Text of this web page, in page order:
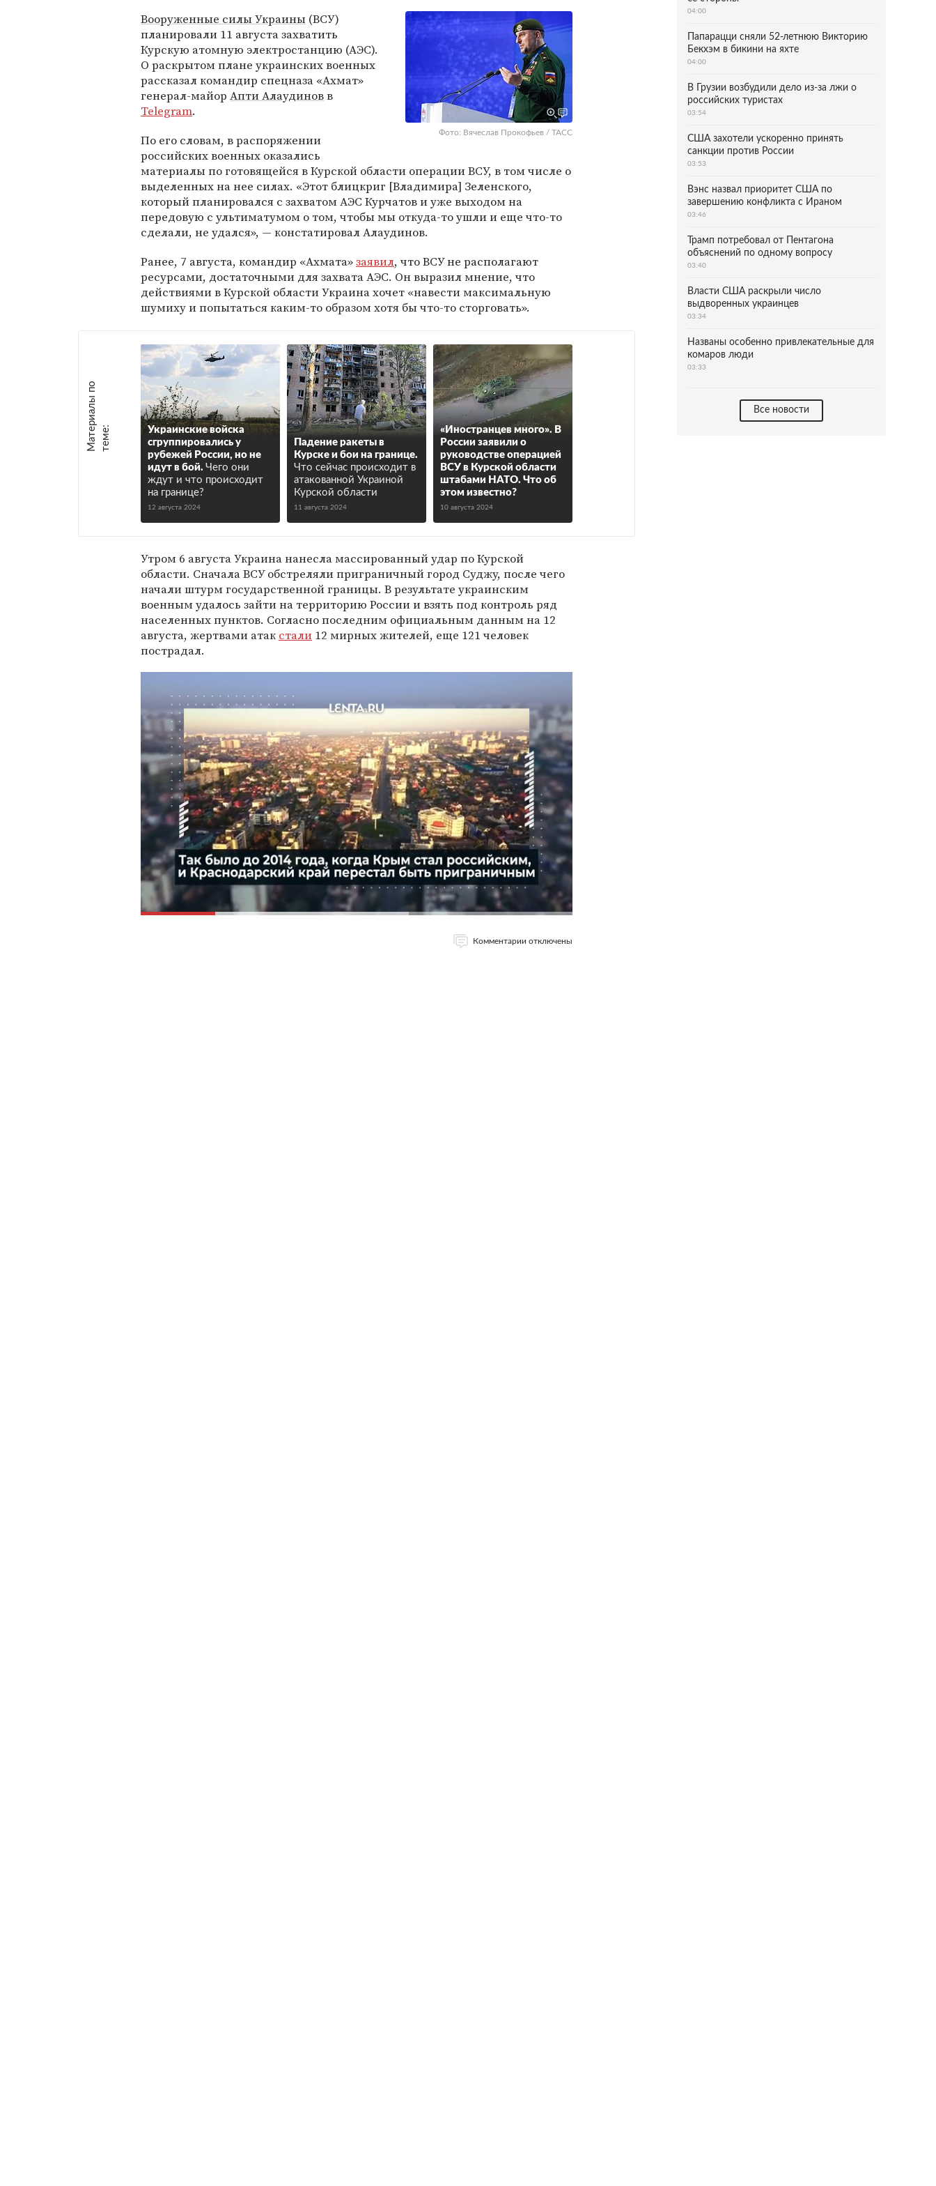
Фото: Вячеслав Прокофьев / ТАСС
Вооруженные силыУкраины (ВСУ)
планировали 11 августа захватить
Курскую атомную электростанцию (АЭС).
О раскрытом плане украинских военных
рассказал командир спецназа «Ахмат»
генерал-майор Апти Алаудиновв
Telegram.
По его словам, в распоряжении
российских военных оказались
материалы по готовящейся в Курской области операции ВСУ, в том числе о
выделенных на нее силах. «Этот блицкриг [Владимира] Зеленского,
который планировался с захватом АЭС Курчатов и уже выходом на
передовую с ультиматумом о том, чтобы мы откуда-то ушли и еще что-то
сделали, не удался», — констатировал Алаудинов.
Ранее, 7 августа, командир «Ахмата»заявил, что ВСУ не располагают
ресурсами, достаточными для захвата АЭС. Он выразил мнение, что
действиями в Курской области Украина хочет «навести максимальную
шумиху и попытаться каким-то образом хотя бы что-то сторговать».
М
а
т е
р
и
а
л
ы
п
о
т
е
м
е :
Украинские войска
сгруппировались у
рубежей России, но не
идут в бой. Чего они
ждут и что происходит
на границе?
12 августа 2024
Падение ракеты в
Курске и бои на границе.
Что сейчас происходит в
атакованной Украиной
Курской области
11 августа 2024
«Иностранцев много». В
России заявили о
руководстве операцией
ВСУ в Курской области
штабами НАТО. Что об
этом известно?
10 августа 2024
Утром 6 августа Украина нанесла массированный удар по Курской
области. Сначала ВСУ обстреляли приграничный город Суджу, после чего
начали штурм государственной границы. В результате украинским
военным удалось зайти на территорию России и взять под контроль ряд
населенных пунктов. Согласно последним официальным данным на 12
августа, жертвами атак стали 12 мирных жителей, еще 121 человек
пострадал.
Комментарии отключены
04:00
Папарацци сняли 52-летнюю Викторию
Бекхэм в бикини на яхте
04:00
В Грузии возбудили дело из-за лжи о
российских туристах
03:54
США захотели ускоренно принять
санкции против России
03:53
Вэнс назвал приоритет США по
завершению конфликта с Ираном
03:46
Трамп потребовал от Пентагона
объяснений по одному вопросу
03:40
Власти США раскрыли число
выдворенных украинцев
03:34
Названы особенно привлекательные для
комаров люди
03:33
Все новости